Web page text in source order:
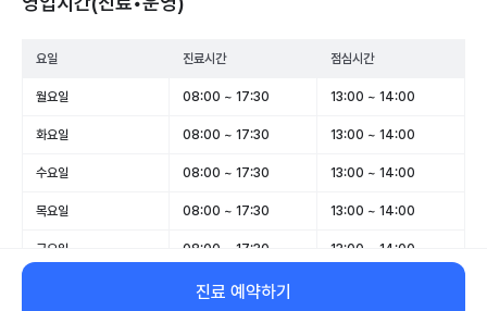
요일 진료시간 점심시간
월요일 08:00 ~ 17:30 13:00 ~ 14:00
화요일 08:00 ~ 17:30 13:00 ~ 14:00
수요일 08:00 ~ 17:30 13:00 ~ 14:00
목요일 08:00 ~ 17:30 13:00 ~ 14:00
금요일 08:00 ~ 17:30 13:00 ~ 14:00
08:00 ~ 13:00
진료 예약하기